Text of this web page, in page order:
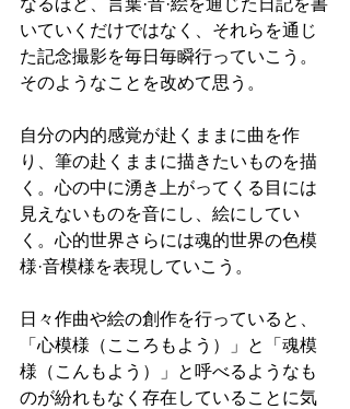
なるほど、言葉·音·絵を通じた日記を書
いていくだけではなく、それらを通じ
た記念撮影を毎日毎瞬行っていこう。
そのようなことを改めて思う。
自分の内的感覚が赴くままに曲を作
り、筆の赴くままに描きたいものを描
く。心の中に湧き上がってくる目には
見えないものを音にし、絵にしてい
く。心的世界さらには魂的世界の色模
様·音模様を表現していこう。
日々作曲や絵の創作を行っていると、
「心模様（こころもよう）」と「魂模
様（こんもよう）」と呼べるようなも
のが紛れもなく存在していることに気